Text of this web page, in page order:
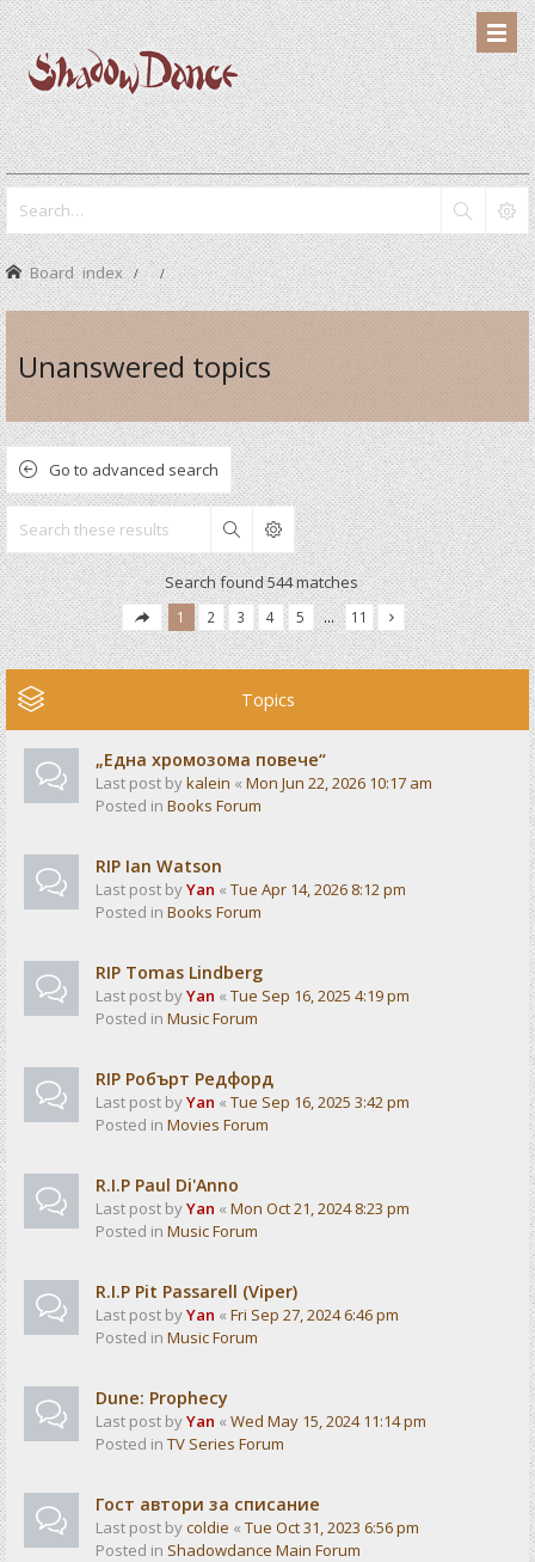
Board index
Unanswered topics
Go to advanced search
Search
Search found 544 matches
1 2 3 4 5 … 11
Topics
„Една хромозома повече“
Last post bykalein « Mon Jun 22, 2026 10:17 am
Posted in Books Forum
RIP Ian Watson
Last post byYan « Tue Apr 14, 2026 8:12 pm
Posted in Books Forum
RIP Tomas Lindberg
Last post byYan « Tue Sep 16, 2025 4:19 pm
Posted in Music Forum
RIP Робърт Редфорд
Last post byYan « Tue Sep 16, 2025 3:42 pm
Posted in Movies Forum
R.I.P Paul Di'Anno
Last post byYan « Mon Oct 21, 2024 8:23 pm
Posted in Music Forum
R.I.P Pit Passarell (Viper)
Last post byYan « Fri Sep 27, 2024 6:46 pm
Posted in Music Forum
Dune: Prophecy
Last post byYan « Wed May 15, 2024 11:14 pm
Posted in TV Series Forum
Гост автори за списание
Last post bycoldie « Tue Oct 31, 2023 6:56 pm
Posted in Shadowdance Main Forum